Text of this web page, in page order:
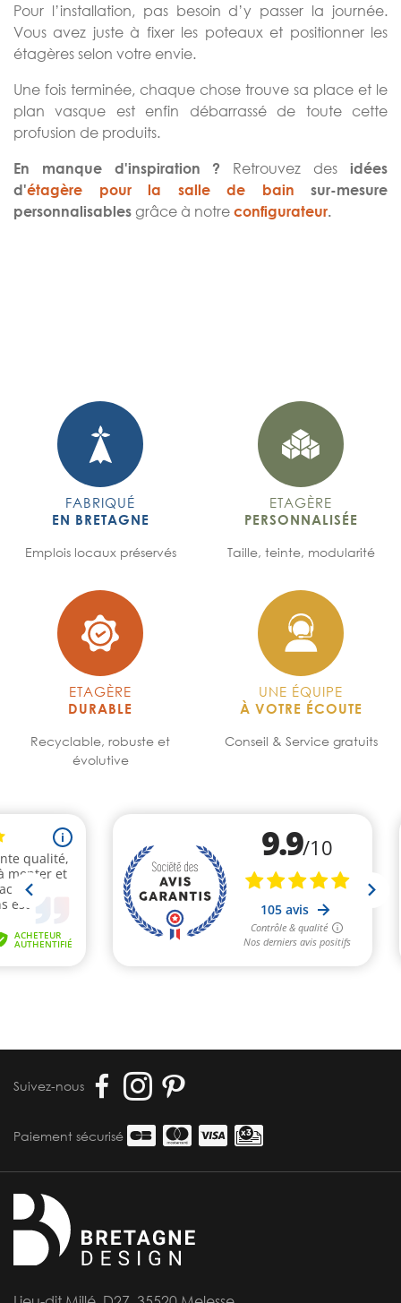
Pour l’installation, pas besoin d’y passer la journée.
Vous avez juste à fixer les poteaux et positionner les
étagères selon votre envie.
Une fois terminée, chaque chose trouve sa place et le
plan vasque est enfin débarrassé de toute cette
profusion de produits.
En manque d'inspiration ? Retrouvez desidées
d'étagère pour la salle de bain sur-mesure
personnalisables grâce à notre configurateur.
FABRIQUÉ
EN BRETAGNE
Emplois locaux préservés
ETAGÈRE
PERSONNALISÉE
Taille, teinte, modularité
ETAGÈRE
DURABLE
Recyclable, robuste et
évolutive
UNE ÉQUIPE
À VOTRE ÉCOUTE
Conseil & Service gratuits
Suivez-nous
Paiement sécurisé